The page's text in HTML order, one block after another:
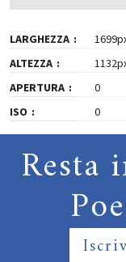
LARGHEZZA
ALTEZZA
APERTURA
0
ISO
0
Resta